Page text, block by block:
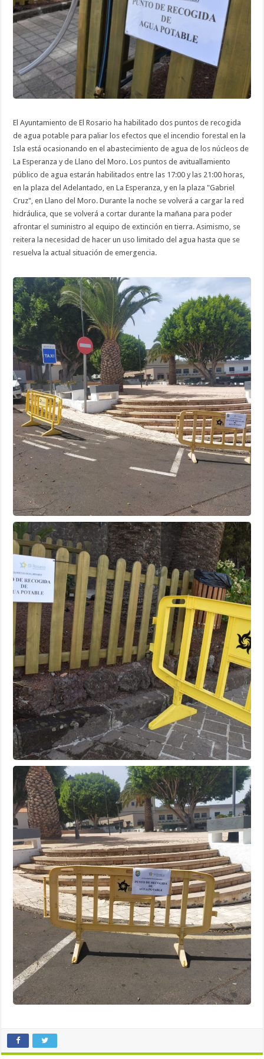
ciudadanía
sin
abastecimiento
Esperanza
Llano
del
Moro
El Ayuntamiento de El Rosario ha habilitado dos puntos de recogida
de agua potable para paliar los efectos que el incendio forestal en la
Isla está ocasionando en el abastecimiento de agua de los núcleos de
La Esperanza y de Llano del Moro. Los puntos de avituallamiento
público de agua estarán habilitados entre las 17:00 y las 21:00 horas,
en la plaza del Adelantado, en La Esperanza, y en la plaza "Gabriel
Cruz", en Llano del Moro. Durante la noche se volverá a cargar la red
hidráulica, que se volverá a cortar durante la mañana para poder
afrontar el suministro al equipo de extinción en tierra. Asimismo, se
reitera la necesidad de hacer un uso limitado del agua hasta que se
resuelva la actual situación de emergencia.